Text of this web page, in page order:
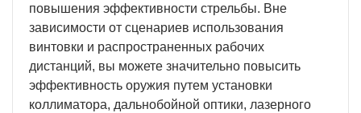
повышения эффективности стрельбы. Вне
зависимости от сценариев использования
винтовки и распространенных рабочих
дистанций, вы можете значительно повысить
эффективность оружия путем установки
коллиматора, дальнобойной оптики, лазерного